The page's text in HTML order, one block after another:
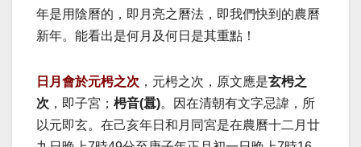
年是用陰曆的，即月亮之曆法，即我們快到的農曆
新年。能看出是何月及何日是其重點！
日月會於元枵之次 ，元枵之次，原文應是玄枵之
次 ，即子宮； 枵音(囂)。因在清朝有文字忌諱，所
以元即玄。在己亥年日和月同宮是在農曆十二月廿